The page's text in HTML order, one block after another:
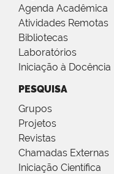
Agenda Acadêmica
Atividades Remotas
Bibliotecas
Laboratórios
Iniciação à Docência
PESQUISA
Grupos
Projetos
Revistas
Chamadas Externas
Iniciação Científica